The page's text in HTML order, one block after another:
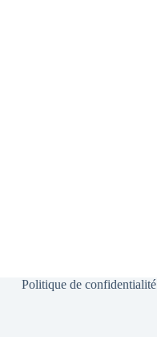
Politique de confidentialité